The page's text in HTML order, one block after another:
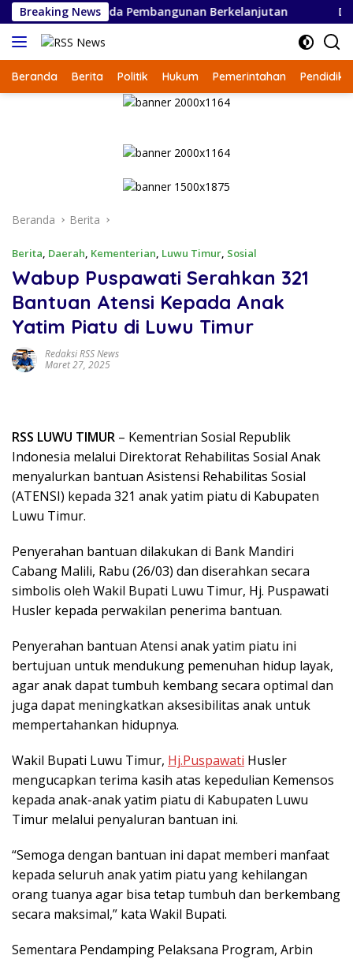
Langsung
ke
konten
Breaking News
Fokus pada Pembangunan Berkelanjutan
Beranda Berita Politik Hukum Pemerintahan
Beranda Berita
Berita, Daerah, Kementerian, Luwu Timur, Sosial
Wabup Puspawati Serahkan 321
Bantuan Atensi Kepada Anak
Yatim Piatu di Luwu Timur
Redaksi RSS News
Maret 27, 2025
RSS LUWU TIMUR – Kementrian Sosial Republik
Indonesia melalui Direktorat Rehabilitas Sosial Anak
menyalurkan bantuan Asistensi Rehabilitas Sosial
(ATENSI) kepada 321 anak yatim piatu di Kabupaten
Luwu Timur.
Penyerahan bantuan dilakukan di Bank Mandiri
Cabang Malili, Rabu (26/03) dan diserahkan secara
simbolis oleh Wakil Bupati Luwu Timur, Hj. Puspawati
Husler kepada perwakilan penerima bantuan.
Penyerahan bantuan Atensi anak yatim piatu ini
bertujuan untuk mendukung pemenuhan hidup layak,
agar anak dapat tumbuh kembang secara optimal dan
juga dapat meningkatkan aksesibilitas anak untuk
mempertahankan hidupnya.
Wakil Bupati Luwu Timur, Hj.Puspawati Husler
mengucapkan terima kasih atas kepedulian Kemensos
kepada anak-anak yatim piatu di Kabupaten Luwu
Timur melalui penyaluran bantuan ini.
“Semoga dengan bantuan ini dapat memberi manfaat
kepada seluruh anak yatim piatu yang kehilangan
orang tuanya agar bisa tetap tumbuh dan berkembang
secara maksimal,” kata Wakil Bupati.
Sementara Pendamping Pelaksana Program, Arbin